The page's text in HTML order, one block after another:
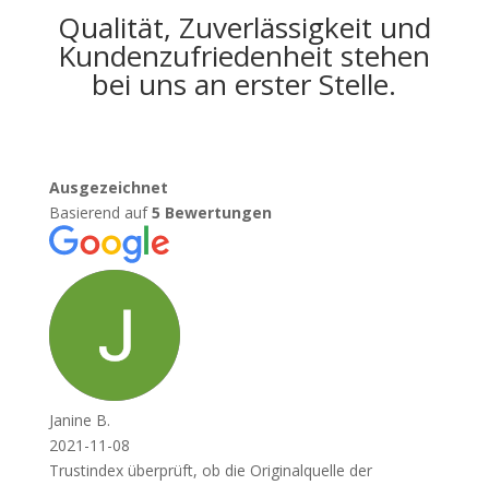
Qualität, Zuverlässigkeit und
Kundenzufriedenheit stehen
bei uns an erster Stelle.
Ausgezeichnet
Basierend auf5 Bewertungen
Janine B.
2021-11-08
Trustindex überprüft, ob die Originalquelle der